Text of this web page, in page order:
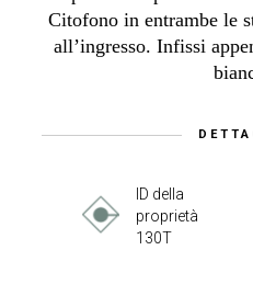
Citofono in entrambe le
all’ingresso. Infissi
ID della
proprietà
130T